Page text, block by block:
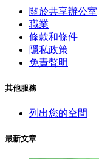
關於共享辦公室
職業
條款和條件
隱私政策
免責聲明
其他服務
列出您的空間
最新文章